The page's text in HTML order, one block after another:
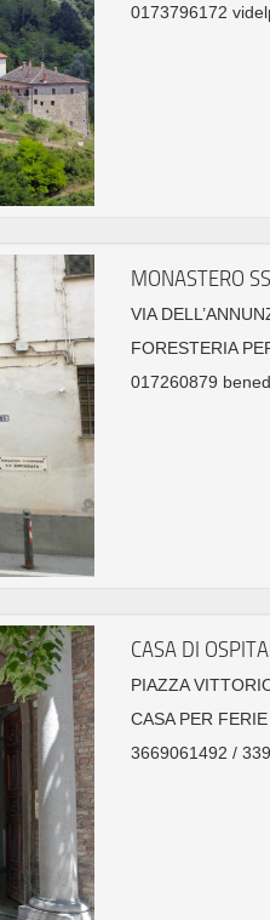
0173796172
MONASTERO
VIA
FORESTERIA
017260879
CASA DI
PIAZZA
CASA PER FERIE
3669061492 /